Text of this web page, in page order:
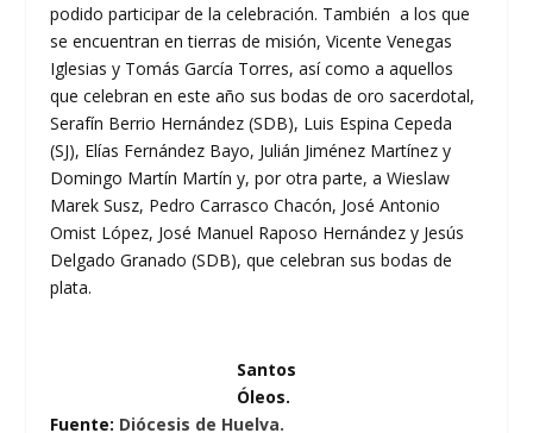
podido participar de la celebración. También a los que
se encuentran en tierras de misión, Vicente Venegas
Iglesias y Tomás García Torres, así como a aquellos
que celebran en este año sus bodas de oro sacerdotal,
Serafín Berrio Hernández (SDB), Luis Espina Cepeda
(SJ), Elías Fernández Bayo, Julián Jiménez Martínez y
Domingo Martín Martín y, por otra parte, a Wieslaw
Marek Susz, Pedro Carrasco Chacón, José Antonio
Omist López, José Manuel Raposo Hernández y Jesús
Delgado Granado (SDB), que celebran sus bodas de
plata.
Santos
Óleos.
Fuente: Diócesis de Huelva.